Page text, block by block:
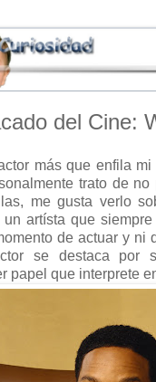
del Cine:
más que enfila
trato de no
me gusta verlo
artísta que
de actuar y ni
se destaca por
papel que interprete